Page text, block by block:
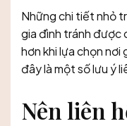
Những chi tiết nhỏ
gia đình tránh được
hơn khi lựa chọn
đây là một số lưu ý
Nên liên